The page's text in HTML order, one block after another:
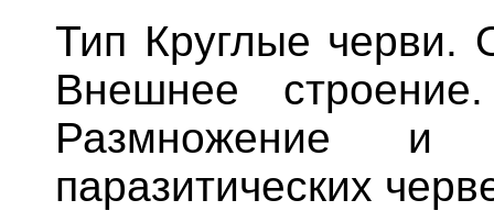
Тип Круглые черви.
Внешнее
Размножение и
паразитических